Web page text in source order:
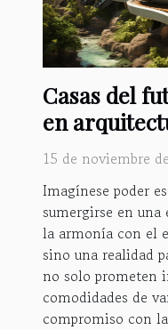
Casas del
en
15 de noviembre
Imagínese poder
sumergirse en una
la armonía con el
sino una realidad
no solo prometen
comodidades de
compromiso con